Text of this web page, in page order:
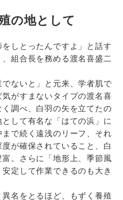
の地として
をしとったんですよ」と話す
組合長を務める渡名喜盛二
でないと」と元来、学者肌で
がすまないタイプの渡名喜
調べ、白羽の矢を立てたの
して有名な「はての浜」に
で続く遠浅のリーフ、それ
が確保されていること、白
。さらに「地形上、季節風
定して作業できるのも大き
名をとるほど、もずく養殖